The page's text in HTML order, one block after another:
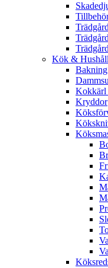
Kök & Hushåll
Bakning
Kokkärl
Kryddor